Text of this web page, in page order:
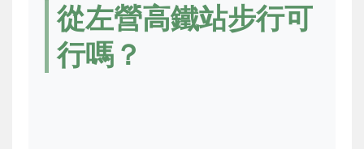
從左營高鐵站步行可
行嗎？